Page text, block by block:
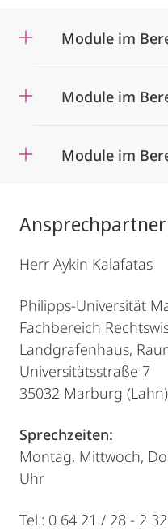
Module im
Module im
Module im
Herr Aykin Kalafatas
Philipps-Universität
Fachbereich
Landgrafenhaus,
Universitätsstraße 7
35032 Marburg (Lahn)
Sprechzeiten:
Montag, Mittwoch,
Uhr
Tel.: 0 64 21 / 28 - 2